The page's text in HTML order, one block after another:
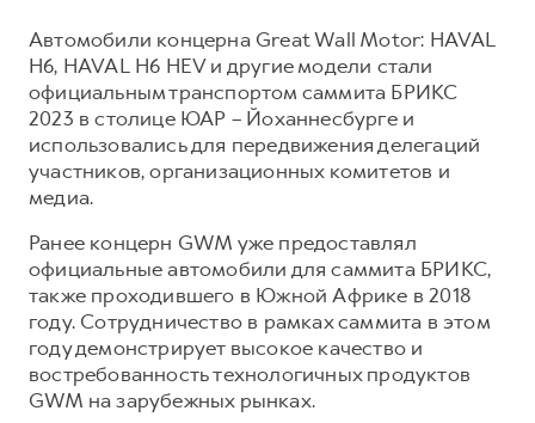
F7
от 2 899 000 ₽ от 3 599 000 ₽
POER
от 3 449 000 ₽
Кредит
КОРПОРАТИВНЫМ КЛИЕНТАМ
Для малого бизнеса
Корпоративным клиентам
Крупным корпоративным клиентам
Система управления автопарком
Сервис для корпоративных клиентов
HAVAL Лизинг
ПОДДЕРЖКА
GWM Безопасность
Гарантия HAVAL
Мобильное приложение GWM
Программа «HAVAL Защита+»
Руководства по эксплуатации
Подписки
АКСЕССУАРЫ HAVAL
Автомобильные аксессуары
Автомобили концерна Great Wall Motor: HAVAL
H6, HAVAL H6 HEV и другие модели стали
официальным транспортом саммита БРИКС
2023 в столице ЮАР – Йоханнесбурге и
использовались для передвижения делегаций
участников, организационных комитетов и
медиа.
Ранее концерн GWM уже предоставлял
официальные автомобили для саммита БРИКС,
также проходившего в Южной Африке в 2018
году. Сотрудничество в рамках саммита в этом
году демонстрирует высокое качество и
востребованность технологичных продуктов
GWM на зарубежных рынках.